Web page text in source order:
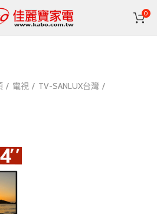
0
電視
TV-SANLUX台灣